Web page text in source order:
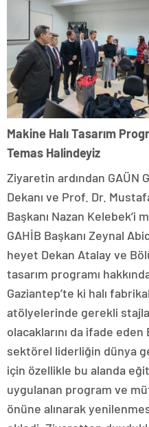
Makine Halı Tasarım
Temas Halindeyiz
Ziyaretin ardından GAÜN
Dekanı ve Prof. Dr.
Başkanı Nazan Kelebek’i
GAHİB Başkanı Zeynal
heyet Dekan Atalay ve
tasarım programı
Gaziantep’te ki halı
atölyelerinde gerekli
olacaklarını da ifade
sektörel liderliğin dünya
için özellikle bu alanda
uygulanan program ve
önüne alınarak